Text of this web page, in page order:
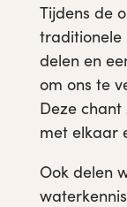
Tijdens de
delen en
om ons te
Deze
met elkaar
Ook delen